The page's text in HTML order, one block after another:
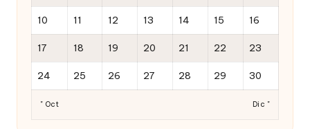
10 11 12 13 14 15 16
17 18 19 20 21 22 23
24 25 26 27 28 29 30
" Oct Dic "